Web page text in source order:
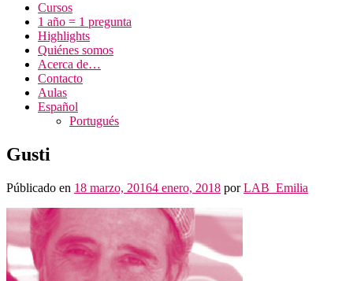
Cursos
1 año = 1 pregunta
Highlights
Quiénes somos
Acerca de…
Contacto
Aulas
Español
Portugués
Gusti
Públicado en 18 marzo, 20164 enero, 2018 porLAB_Emilia